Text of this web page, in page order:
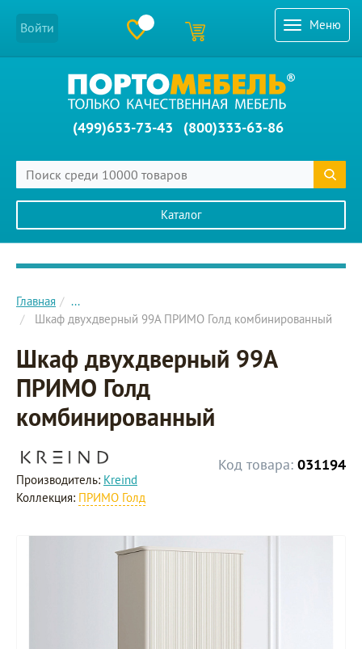
Меню
Войти
(499)653-73-43 (800)333-63-86
Каталог
Главное меню сайта
Главная
...
Шкаф двухдверный 99A ПРИМО Голд комбинированный
Шкаф двухдверный 99A
ПРИМО Голд
комбинированный
Код товара: 031194
Производитель: Kreind
Коллекция: ПРИМО Голд